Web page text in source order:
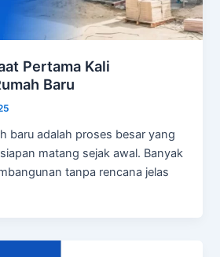
Pertama Kali
Baru
baru adalah proses besar yang
matang sejak awal. Banyak
tanpa rencana jelas